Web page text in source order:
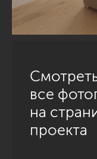
все
на
проекта